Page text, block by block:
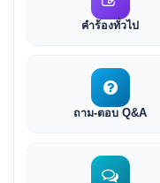
คำร้องทั่วไป
ถาม-ตอบ Q&A